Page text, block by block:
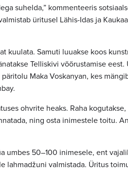
suhelda,” kommenteeris
üritusel Lähis-Idas ja
kuulata. Samuti luuakse koos
Telliskivi võõrustamise eest.
Maka Voskanyan, kes
ohvrite heaks. Raha
ning osta inimestele toitu.
umbes 50–100 inimesele, ent
lahmadžuni valmistada. Üritus